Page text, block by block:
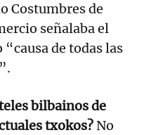
Costumbres de
señalaba el
de todas las
bilbainos de
txokos? No